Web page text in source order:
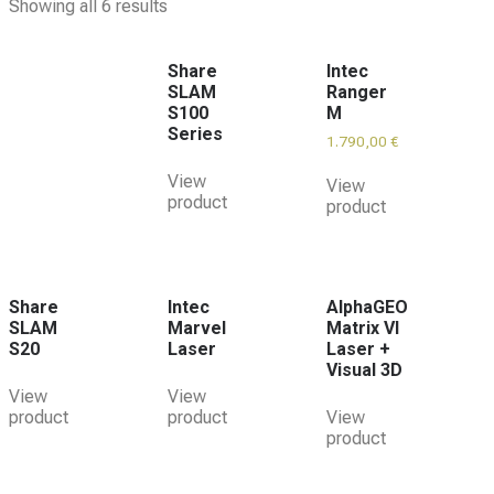
Showing all 6 results
Share
SLAM
S100
Series
View
product
Intec
Ranger
M
1.790,00 €
View
product
Share
SLAM
S20
View
product
Intec
Marvel
Laser
View
product
AlphaGEO
Matrix VI
Laser +
Visual 3D
View
product